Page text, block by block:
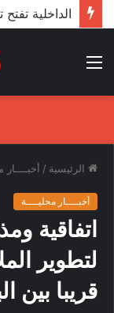
القائمة
الرئيسية / أخبــــار
أخبــــار محليــــة
اتفاقية
لتطوير
قريبا بين